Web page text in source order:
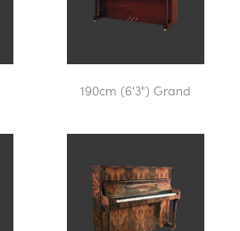
190cm (6'3") Grand